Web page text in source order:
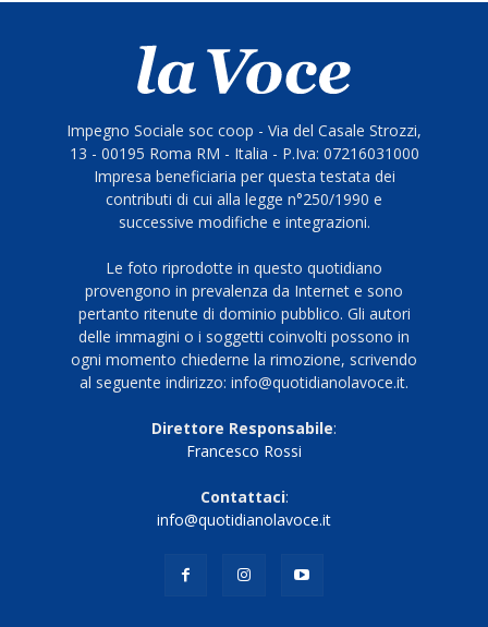
Impegno Sociale soc coop - Via del Casale Strozzi,
13 - 00195 Roma RM - Italia - P.Iva: 07216031000
Impresa beneficiaria per questa testata dei
contributi di cui alla legge n°250/1990 e
successive modifiche e integrazioni.
Le foto riprodotte in questo quotidiano
provengono in prevalenza da Internet e sono
pertanto ritenute di dominio pubblico. Gli autori
delle immagini o i soggetti coinvolti possono in
ogni momento chiederne la rimozione, scrivendo
al seguente indirizzo: info@quotidianolavoce.it.
Direttore Responsabile:
Francesco Rossi
Contattaci:
info@quotidianolavoce.it